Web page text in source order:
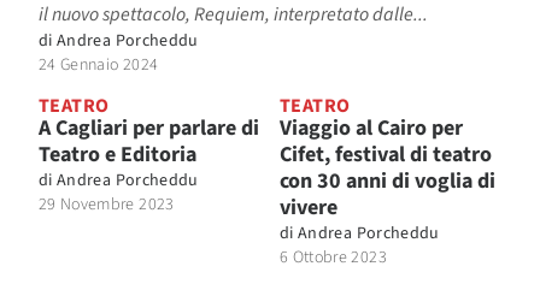
il nuovo spettacolo, Requiem, interpretato dalle...
di Andrea Porcheddu
24 Gennaio 2024
TEATRO
A Cagliari per parlare di
Teatro e Editoria
di Andrea Porcheddu
29 Novembre 2023
TEATRO
Viaggio al Cairo per
Cifet, festival di teatro
con 30 anni di voglia di
vivere
di Andrea Porcheddu
6 Ottobre 2023